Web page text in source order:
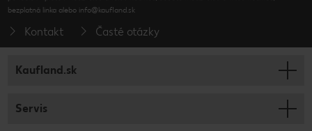
bezplatná linka alebo info@kaufland.sk
Kontakt Časté otázky
Kaufland.sk
Servis